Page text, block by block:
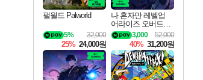
팰월드 Palworld
32,000
5%
25% 24,000원
나 혼자만 레벨업
어라이즈 오버드라
이브 디럭스 에디션
Solo Leveling Arise
Overdrive Deluxe Edi
tion
52,000
3,000
40% 31,200원